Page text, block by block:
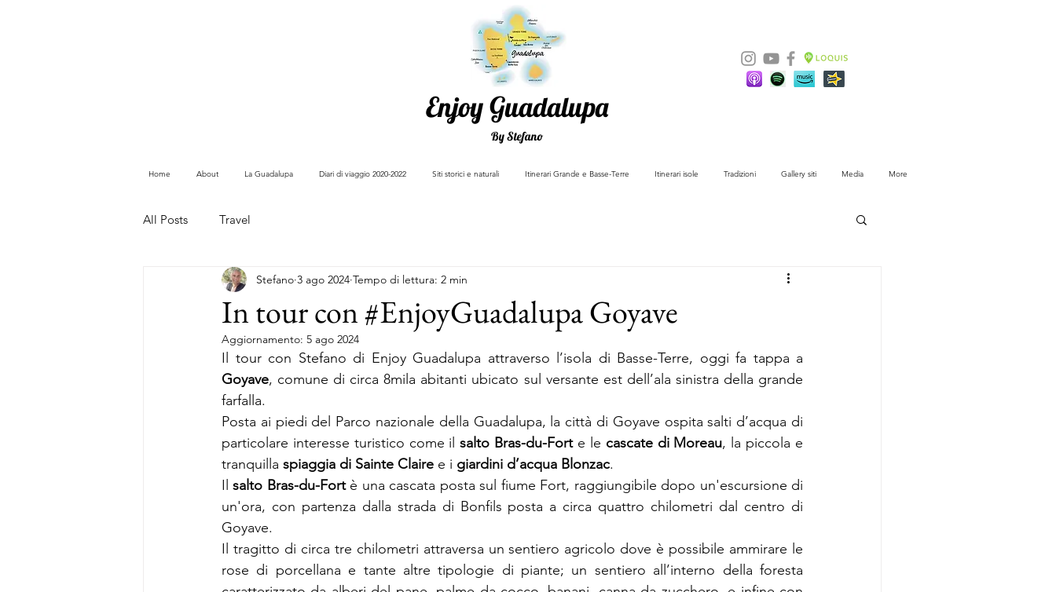
Enjoy Guadalupa
By Stefano
Home About La Guadalupa Diari di viaggio 2020-2022 Siti storici e naturali Itinerari Grande e Basse-Terre Itinerari isole Tradizioni Gallery siti Media More
All Posts Travel
In tour con #EnjoyGuadalupa Goyave
Stefano 3 ago 2024 Tempo di lettura: 2 min
Aggiornamento: 5 ago 2024
Goyave, comune di circa 8mila abitanti ubicato sul versante est dell’ala sinistra della grande
farfalla.
Posta ai piedi del Parco nazionale della Guadalupa, la città di Goyave ospita salti d’acqua di
particolare interesse turistico come il salto Bras-du-Fort e le cascate di Moreau, la piccola e
tranquilla spiaggia di Sainte Claire e i giardini d’acqua Blonzac.
Il salto Bras-du-Fort è una cascata posta sul fiume Fort, raggiungibile dopo un'escursione di
un'ora, con partenza dalla strada di Bonfils posta a circa quattro chilometri dal centro di
Goyave.
Il tragitto di circa tre chilometri attraversa un sentiero agricolo dove è possibile ammirare le
rose di porcellana e tante altre tipologie di piante; un sentiero all’interno della foresta